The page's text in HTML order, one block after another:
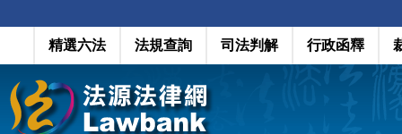
精選六法 法規查詢 司法判解 行政函釋